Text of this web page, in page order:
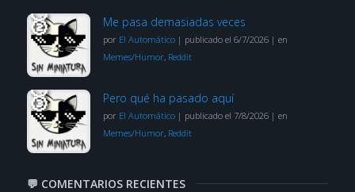
Me pasa demasiadas veces
por El Automático| publicado el 6/7/2026| en
Memes/Humor, Reddit
Pero qué ha pasado aquí
por El Automático| publicado el 7/8/2026| en
Memes/Humor, Reddit
💬 COMENTARIOS RECIENTES